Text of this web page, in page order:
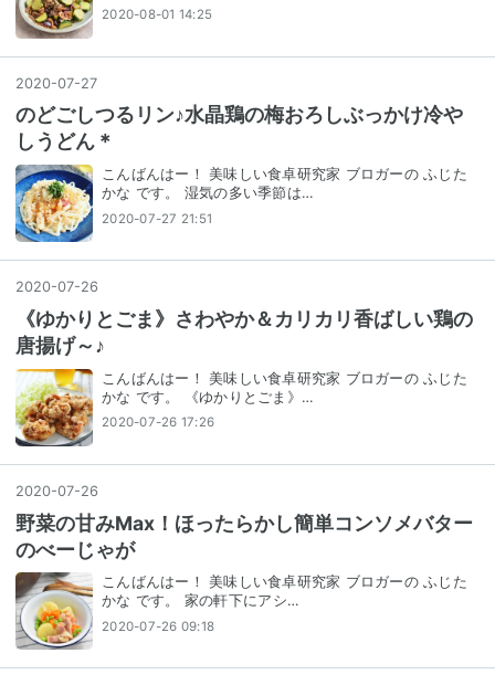
2020-08-01 14:25
2020-07-27
のどごしつるリン♪水晶鶏の梅おろしぶっかけ冷や
しうどん＊
こんばんはー！ 美味しい食卓研究家 ブロガーの ふじた
かな です。 湿気の多い季節は…
2020-07-27 21:51
2020-07-26
《ゆかりとごま》さわやか＆カリカリ香ばしい鶏の
唐揚げ～♪
こんばんはー！ 美味しい食卓研究家 ブロガーの ふじた
かな です。 《ゆかりとごま》…
2020-07-26 17:26
2020-07-26
野菜の甘みMax！ほったらかし簡単コンソメバター
のべーじゃが
こんばんはー！ 美味しい食卓研究家 ブロガーの ふじた
かな です。 家の軒下に⁣アシ…
2020-07-26 09:18